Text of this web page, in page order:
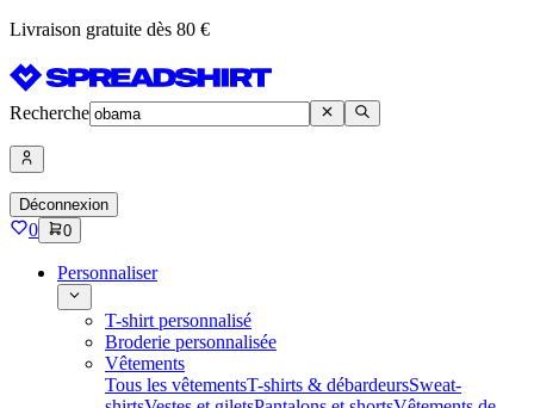
Livraison gratuite dès 80 €
Recherche
Déconnexion
0 0
Personnaliser
T-shirt personnalisé
Broderie personnalisée
Vêtements
Tous les vêtementsT-shirts & débardeursSweat-